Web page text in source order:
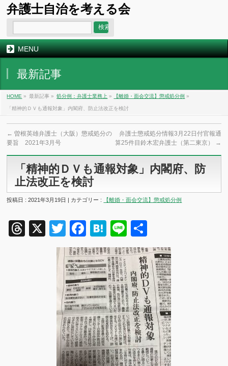
弁護士自治を考える会
MENU
最新記事
HOME » 最新記事 » 処分例：弁護士業務上 » 【離婚・面会交流】懲戒処分例 »
「精神的ＤＶも通報対象」内閣府、防止法改正を検討
← 曽根英雄弁護士（大阪）懲戒処分の
要旨 2021年3月号
弁護士懲戒処分情報3月22日付官報通
算25件目鈴木宏弁護士（第二東京）
→
「精神的ＤＶも通報対象」内閣府、防
止法改正を検討
投稿日 : 2021年3月19日 | カテゴリー : 【離婚・面会交流】懲戒処分例
Threads
X TwitterFacebook
Hatena
Line
有